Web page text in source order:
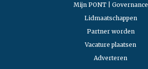
Mijn PONT | Governance
Lidmaatschappen
Partner worden
Vacature plaatsen
Adverteren